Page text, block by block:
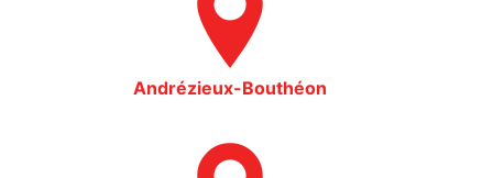
Andrézieux-Bouthéon